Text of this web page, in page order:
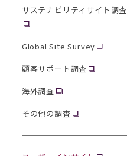
サステナビリティサイト調査
Global Site Survey
顧客サポート調査
海外調査
その他の調査